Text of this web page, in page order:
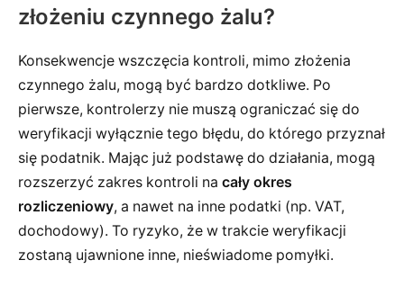
złożeniu czynnego żalu?
Konsekwencje wszczęcia kontroli, mimo złożenia
czynnego żalu, mogą być bardzo dotkliwe. Po
pierwsze, kontrolerzy nie muszą ograniczać się do
weryfikacji wyłącznie tego błędu, do którego przyznał
się podatnik. Mając już podstawę do działania, mogą
rozszerzyć zakres kontroli na cały okres
rozliczeniowy, a nawet na inne podatki (np. VAT,
dochodowy). To ryzyko, że w trakcie weryfikacji
zostaną ujawnione inne, nieświadome pomyłki.